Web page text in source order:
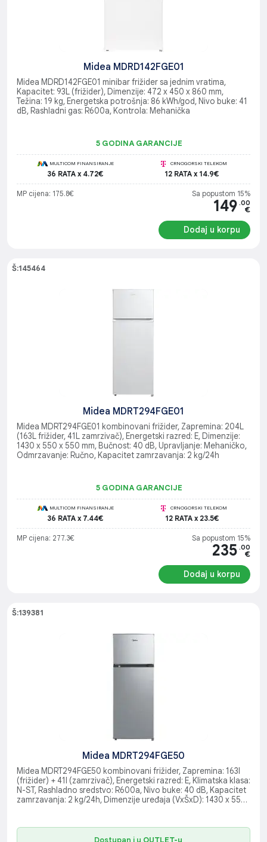
Midea MDRD142FGE01
Midea MDRD142FGE01 minibar frižider sa jednim vratima,
Kapacitet: 93L (frižider), Dimenzije: 472 x 450 x 860 mm,
Težina: 19 kg, Energetska potrošnja: 86 kWh/god, Nivo buke: 41
dB, Rashladni gas: R600a, Kontrola: Mehanička
5 GODINA GARANCIJE
MULTICOM FINANSIRANJE
36 RATA x 4.72€
CRNOGORSKI TELEKOM
12 RATA x 14.9€
MP cijena: 175.8€ Sa popustom 15%
149 .00
€
Dodaj u korpu
Š:145464
Midea MDRT294FGE01
Midea MDRT294FGE01 kombinovani frižider, Zapremina: 204L
(163L frižider, 41L zamrzivač), Energetski razred: E, Dimenzije:
1430 x 550 x 550 mm, Bučnost: 40 dB, Upravljanje: Mehaničko,
Odmrzavanje: Ručno, Kapacitet zamrzavanja: 2 kg/24h
5 GODINA GARANCIJE
MULTICOM FINANSIRANJE
36 RATA x 7.44€
CRNOGORSKI TELEKOM
12 RATA x 23.5€
MP cijena: 277.3€ Sa popustom 15%
235 .00
€
Dodaj u korpu
Š:139381
Midea MDRT294FGE50
Midea MDRT294FGE50 kombinovani frižider, Zapremina: 163l
(frižider) + 41l (zamrzivač), Energetski razred: E, Klimatska klasa:
N-ST, Rashladno sredstvo: R600a, Nivo buke: 40 dB, Kapacitet
zamrzavanja: 2 kg/24h, Dimenzije uređaja (VxŠxD): 1430 x 550